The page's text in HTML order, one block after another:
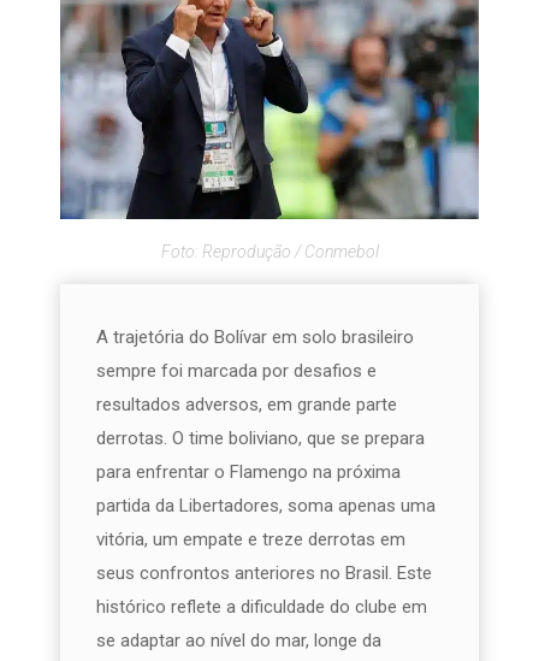
Foto: Reprodução / Conmebol
A trajetória do Bolívar em solo brasileiro
sempre foi marcada por desafios e
resultados adversos, em grande parte
derrotas. O time boliviano, que se prepara
para enfrentar o Flamengo na próxima
partida da Libertadores, soma apenas uma
vitória, um empate e treze derrotas em
seus confrontos anteriores no Brasil. Este
histórico reflete a dificuldade do clube em
se adaptar ao nível do mar, longe da